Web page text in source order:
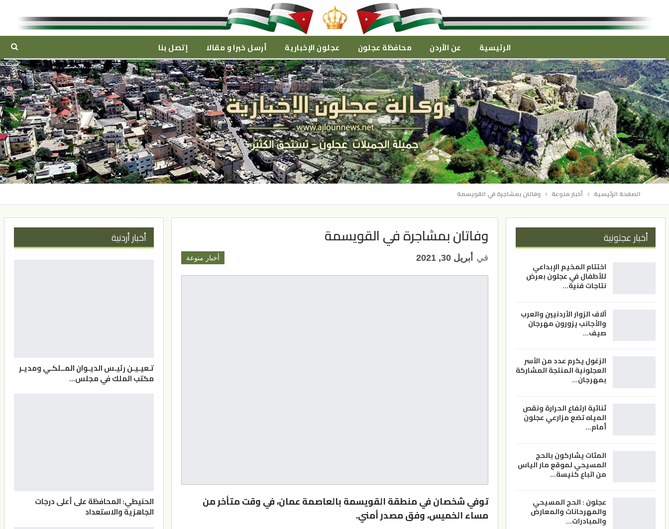
الرئيسية عن الأردن محافظة عجلون عجلون الإخبارية أرسل خبرا و مقالا إتصل بنا
الصفحة الرئيسية أخبار منوعة وفاتان بمشاجرة في القويسمة
وفاتان بمشاجرة في القويسمة
أخبار منوعة في أبريل 30, 2021
توفي شخصان في منطقة القويسمة بالعاصمة عمان، في وقت متأخر من
مساء الخميس، وفق مصدر أمني.
أخبار عجلونية
اختتام المخيم الإبداعي
للأطفال في عجلون بعرض
نتاجات فنية…
آلاف الزوار الأردنيين والعرب
والأجانب يزورون مهرجان
صيف…
الزغول يكرم عدد من الأسر
العجلونية المنتجة المشاركة
بمهرجان…
ثنائية ارتفاع الحرارة ونقص
المياه تضع مزارعي عجلون
أمام…
المئات يشاركون بالحج
المسيحي لموقع مار الياس
من اتباع كنيسة…
عجلون : الحج المسيحي
والمهرحانات والمعارض
والمبادرات…
أخبار أردنية
تـعيـيـن رئيـس الديـوان المــلكـي ومديـر
مكتب الملك في مجلس…
الحنيطي: المحافظة على أعلى درجات
الجاهزية والاستعداد